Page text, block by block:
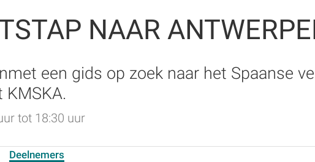
NAAR
een gids op zoek naar het Spaanse
KMSKA.
tot 18:30 uur
Deelnemers